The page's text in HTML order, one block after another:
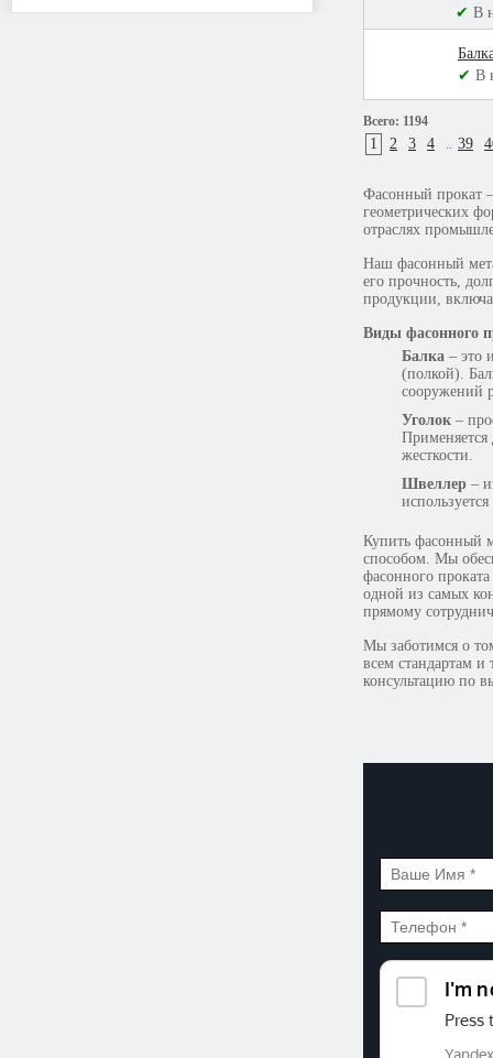
✔ В
✔ В
Всего: 1194
1 2 3 4 .. 39
Фасонный прокат
геометрических
отраслях
Наш фасонный
его прочность,
продукции,
Виды фасонного
Балка – это
(полкой).
сооружений
Уголок –
Применяется
жесткости.
Швеллер –
Купить фасонный
способом. Мы
фасонного
одной из самых
прямому
Мы заботимся о
всем стандартам и
консультацию по